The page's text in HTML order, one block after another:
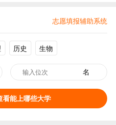
志愿填报辅助系统
历史 生物
名
看能上哪些大学